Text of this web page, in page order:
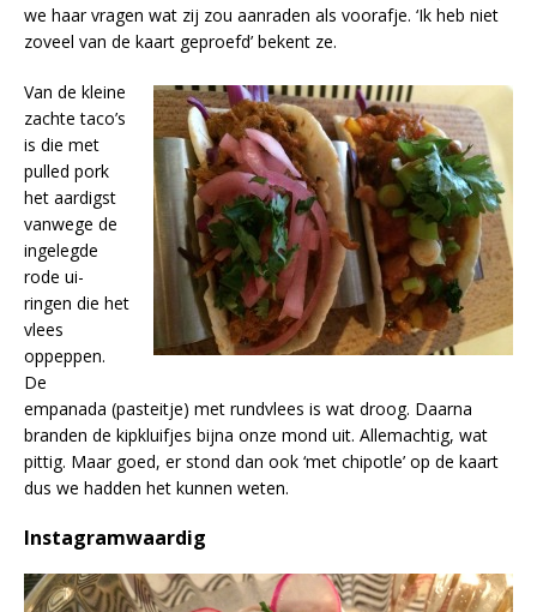
we haar vragen wat zij zou aanraden als voorafje. ‘Ik heb niet
zoveel van de kaart geproefd’ bekent ze.
Van de kleine
zachte taco’s
is die met
pulled pork
het aardigst
vanwege de
ingelegde
rode ui-
ringen die het
vlees
oppeppen.
De
empanada (pasteitje) met rundvlees is wat droog. Daarna
branden de kipkluifjes bijna onze mond uit. Allemachtig, wat
pittig. Maar goed, er stond dan ook ‘met chipotle’ op de kaart
dus we hadden het kunnen weten.
Instagramwaardig